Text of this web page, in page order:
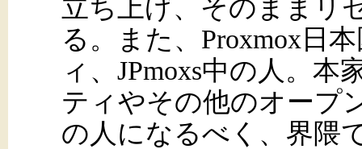
立ち上げ、そのままリ
る。また、Proxmox日
ィ、JPmoxs中の人。本
ティやその他のオープ
の人になるべく、界隈